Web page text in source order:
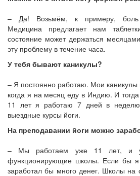
– Да! Возьмём, к примеру, боль
Медицина предлагает нам
состояние может держаться
эту проблему в течение часа.
У тебя бывают каникулы?
– Я постоянно работаю. Мои
когда я на месяц еду в Индию. И
11 лет я работаю 7 дней в
выездные курсы йоги.
На преподавании йоги можно
– Мы работаем уже 11 лет, и
функционирующие школы. Если бы я
заработал бы много денег. Школы на